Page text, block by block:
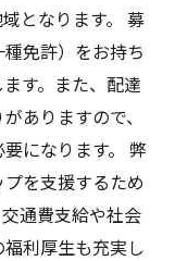
となります。 募
免許）をお持ち
す。また、配達
ありますので、
になります。 弊
を支援するため
通費支給や社会
利厚生も充実し